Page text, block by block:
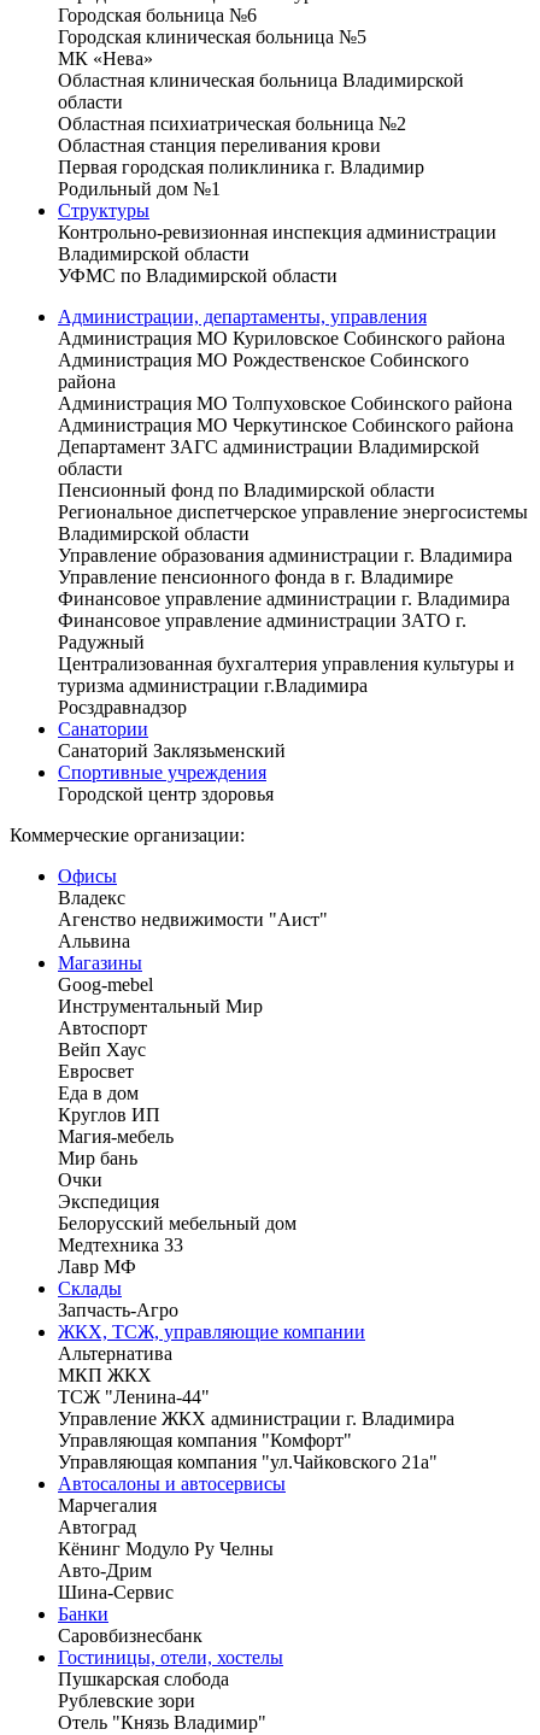
Городская больница №6
Городская клиническая больница №5
МК «Нева»
Областная клиническая больница Владимирской
области
Областная психиатрическая больница №2
Областная станция переливания крови
Первая городская поликлиника г. Владимир
Родильный дом №1
Структуры
Контрольно-ревизионная инспекция администрации
Владимирской области
УФМС по Владимирской области
Администрации, департаменты, управления
Администрация МО Куриловское Собинского района
Администрация МО Рождественское Собинского
района
Администрация МО Толпуховское Собинского района
Администрация МО Черкутинское Собинского района
Департамент ЗАГС администрации Владимирской
области
Пенсионный фонд по Владимирской области
Региональное диспетчерское управление энергосистемы
Владимирской области
Управление образования администрации г. Владимира
Управление пенсионного фонда в г. Владимире
Финансовое управление администрации г. Владимира
Финансовое управление администрации ЗАТО г.
Радужный
Централизованная бухгалтерия управления культуры и
туризма администрации г.Владимира
Росздравнадзор
Санатории
Санаторий Заклязьменский
Спортивные учреждения
Городской центр здоровья
Коммерческие организации:
Офисы
Владекс
Агенство недвижимости "Аист"
Альвина
Магазины
Goog-mebel
Инструментальный Мир
Автоспорт
Вейп Хаус
Евросвет
Еда в дом
Круглов ИП
Магия-мебель
Мир бань
Очки
Экспедиция
Белорусский мебельный дом
Медтехника 33
Лавр МФ
Склады
Запчасть-Агро
ЖКХ, ТСЖ, управляющие компании
Альтернатива
МКП ЖКХ
ТСЖ "Ленина-44"
Управление ЖКХ администрации г. Владимира
Управляющая компания "Комфорт"
Управляющая компания "ул.Чайковского 21а"
Автосалоны и автосервисы
Марчегалия
Автоград
Кёнинг Модуло Ру Челны
Авто-Дрим
Шина-Сервис
Банки
Саровбизнесбанк
Гостиницы, отели, хостелы
Пушкарская слобода
Рублевские зори
Отель "Князь Владимир"